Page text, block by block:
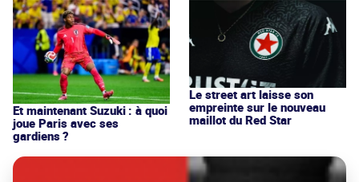
Et maintenant Suzuki : à quoi
joue Paris avec ses
gardiens ?
Le street art laisse son
empreinte sur le nouveau
maillot du Red Star